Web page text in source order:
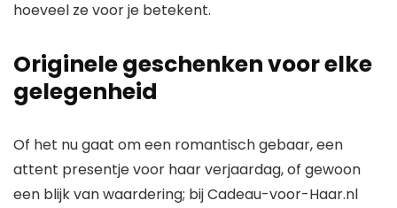
hoeveel ze voor je betekent.
Originele geschenken voor elke
gelegenheid
Of het nu gaat om een romantisch gebaar, een
attent presentje voor haar verjaardag, of gewoon
een blijk van waardering; bij Cadeau-voor-Haar.nl